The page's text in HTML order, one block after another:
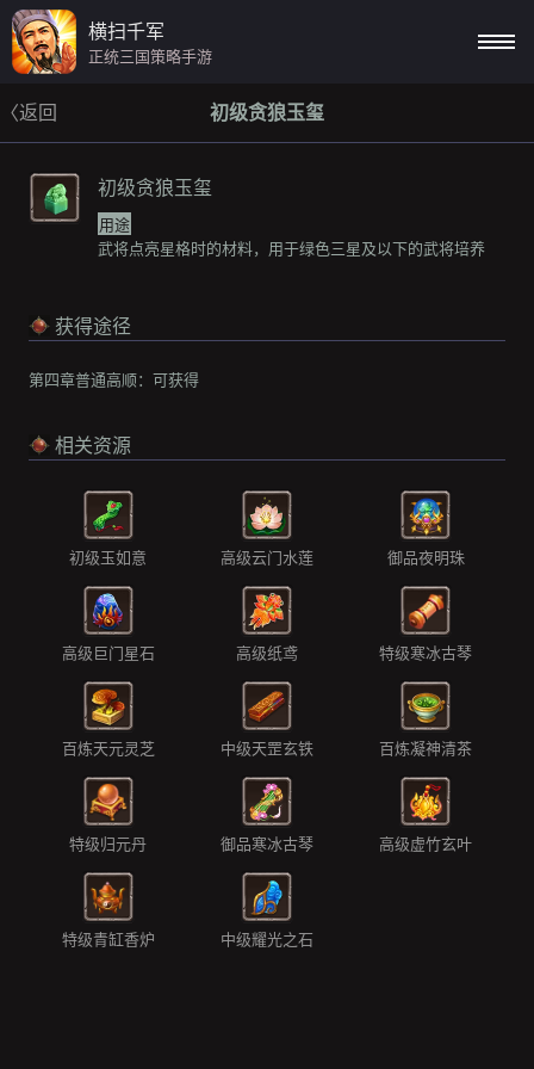
横扫千军
正统三国策略手游
〈返回 初级贪狼玉玺
初级贪狼玉玺
用途
武将点亮星格时的材料，用于绿色三星及以下的武将培养
获得途径
第四章普通高顺： 可获得
相关资源
初级玉如意 高级云门水莲 御品夜明珠
高级巨门星石 高级纸鸢 特级寒冰古琴
百炼天元灵芝 中级天罡玄铁 百炼凝神清茶
特级归元丹 御品寒冰古琴 高级虚竹玄叶
特级青缸香炉 中级耀光之石